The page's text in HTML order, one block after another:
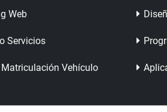
Web
Servicios
Matriculación Vehículo